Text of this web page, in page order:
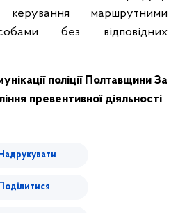
маршрутними
без відповідних
поліції Полтавщини За
превентивної діяльності